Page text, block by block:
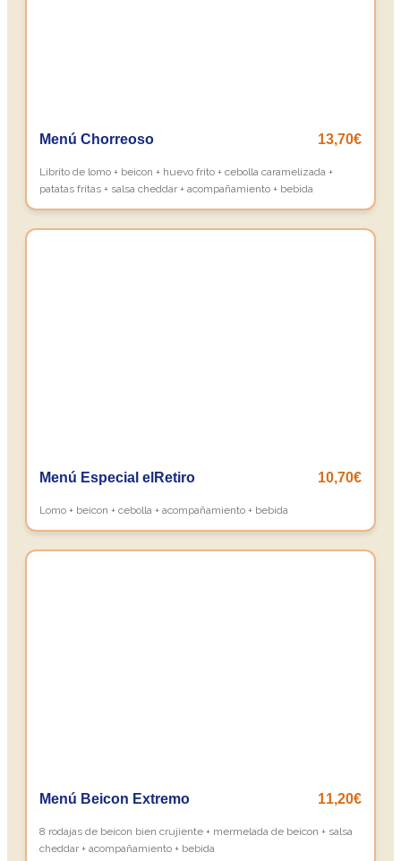
Menú Chorreoso 13,70€
Librito de lomo + beicon + huevo frito + cebolla caramelizada +
patatas fritas + salsa cheddar + acompañamiento + bebida
Menú Especial elRetiro 10,70€
Lomo + beicon + cebolla + acompañamiento + bebida
Menú Beicon Extremo 11,20€
8 rodajas de beicon bien crujiente + mermelada de beicon + salsa
cheddar + acompañamiento + bebida